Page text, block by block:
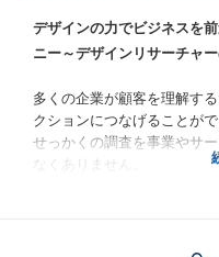
デザインの力でビジネスを
ニー～デザインリサーチャ
多くの企業が顧客を理解す
クションにつなげることが
せっかくの調査を事業やサ
なくありません。
毎回、何のためにやるのか